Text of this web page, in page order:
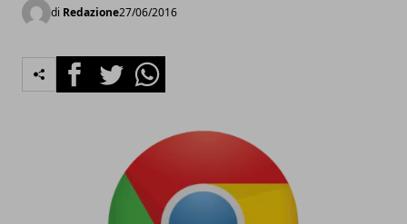
di Redazione27/06/2016
FacebookTwitterWhatsapp